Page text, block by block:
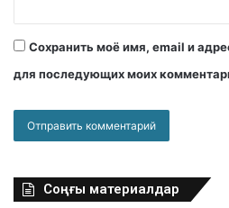
Сохранить моё имя, email и
для последующих моих
Соңғы материалдар